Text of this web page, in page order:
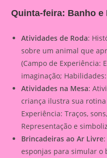
Quinta-feira: Banho e
Atividades de Roda:
sobre um animal que
(Campo de Experiência:
imaginação;
Atividades na Mesa:
criança ilustra sua
Experiência: Traços,
Representação e
Brincadeiras ao Ar Livre
esponjas para simular o